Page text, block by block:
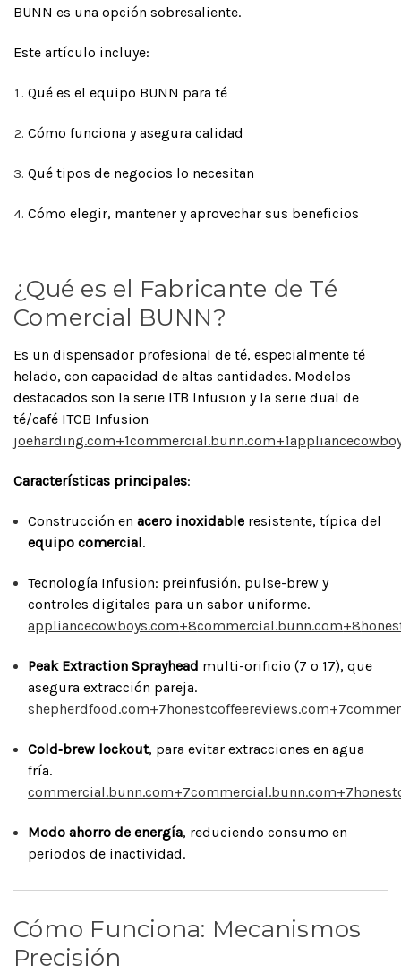
BUNN es una opción sobresaliente.
Este artículo incluye:
Qué es el equipo BUNN para té
Cómo funciona y asegura calidad
Qué tipos de negocios lo necesitan
Cómo elegir, mantener y aprovechar sus beneficios
¿Qué es el Fabricante de Té
Comercial BUNN?
Es un dispensador profesional de té, especialmente té
helado, con capacidad de altas cantidades. Modelos
destacados son la serie ITB Infusion y la serie dual de
té/café ITCB Infusion
joeharding.com+1commercial.bunn.com+1
Características principales:
Construcción enacero inoxidable resistente, típica del
equipo comercial.
Tecnología Infusion: preinfusión, pulse-brew y
controles digitales para un sabor uniforme.
appliancecowboys.com+8commercial.bunn.com+8
Peak Extraction Sprayhead multi-orificio (7 o 17), que
asegura extracción pareja.
shepherdfood.com+7honestcoffeereviews.com+7
Cold‑brew lockout, para evitar extracciones en agua
fría.
commercial.bunn.com+7commercial.bunn.com+7
Modo ahorro de energía, reduciendo consumo en
periodos de inactividad.
Cómo Funciona: Mecanismos
Precisión